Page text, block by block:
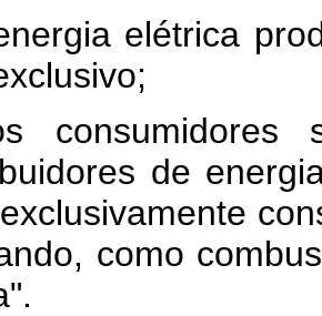
elétrica
consumidores
de
como